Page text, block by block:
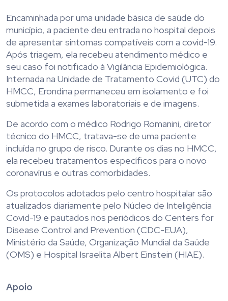
Encaminhada por uma unidade básica de saúde do
município, a paciente deu entrada no hospital depois
de apresentar sintomas compatíveis com a covid-19.
Após triagem, ela recebeu atendimento médico e
seu caso foi notificado à Vigilância Epidemiológica.
Internada na Unidade de Tratamento Covid (UTC) do
HMCC, Erondina permaneceu em isolamento e foi
submetida a exames laboratoriais e de imagens.
De acordo com o médico Rodrigo Romanini, diretor
técnico do HMCC, tratava-se de uma paciente
incluída no grupo de risco. Durante os dias no HMCC,
ela recebeu tratamentos específicos para o novo
coronavírus e outras comorbidades.
Os protocolos adotados pelo centro hospitalar são
atualizados diariamente pelo Núcleo de Inteligência
Covid-19 e pautados nos periódicos do Centers for
Disease Control and Prevention (CDC-EUA),
Ministério da Saúde, Organização Mundial da Saúde
(OMS) e Hospital Israelita Albert Einstein (HIAE).
Apoio